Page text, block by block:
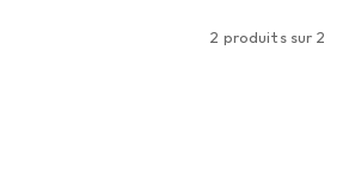
2 produits sur 2